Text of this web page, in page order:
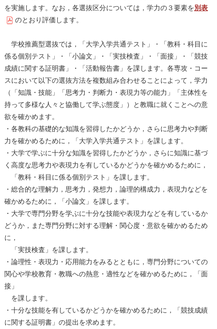
を実施します。なお，各選抜区分については，学⼒の３要素を別表
のとおり評価します。
学校推薦型選抜では，「⼤学⼊学共通テスト」・「教科・科目に
係る個別テスト」・「⼩論⽂」・「実技検査」・「⾯接」・「競技
成績に関する証明書」・「活動報告書」を課します。各専攻・コー
スにおいて以下の選抜⽅法を複数組み合わせることによって，学⼒
（「知識・技能」「思考⼒・判断⼒・表現⼒等の能⼒」「主体性を
持って多様な⼈々と協働して学ぶ態度」）と教職に就くことへの意
欲を確かめます。
・各教科の基礎的な知識を習得したかどうか，さらに思考⼒や判断
⼒を確かめるために，「⼤学⼊学共通テスト」を課します。
・⼤学で学ぶに⼗分な知識を習得したかどうか，さらに知識に基づ
く⾼度な思考⼒や表現⼒を有しているかどうかを確かめるために，
「教科・科目に係る個別テスト」を課します。
・総合的な理解⼒，思考⼒，発想⼒，論理的構成⼒，表現⼒などを
確かめるために，「⼩論⽂」を課します。
・⼤学で専⾨分野を学ぶに⼗分な技能や表現⼒などを有しているか
どうか，また専⾨分野に対する理解・関⼼度・意欲を確かめるため
に，
「実技検査」を課します。
・論理性・表現⼒・応⽤能⼒をみるとともに，専⾨分野についての
関⼼や学校教育・教職への熱意・適性などを確かめるために，「⾯
接」
を課します。
・⼗分な技能を有しているかどうかを確かめるために，「競技成績
に関する証明書」の提出を求めます。